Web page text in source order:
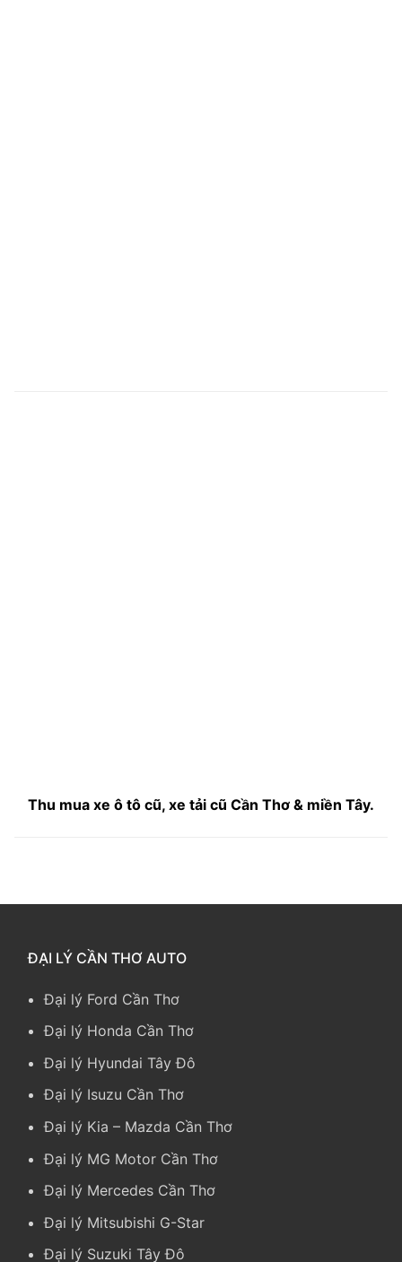
Thu mua xe ô tô cũ, xe tải cũ Cần Thơ & miền Tây.
ĐẠI LÝ CẦN THƠ AUTO
Đại lý Ford Cần Thơ
Đại lý Honda Cần Thơ
Đại lý Hyundai Tây Đô
Đại lý Isuzu Cần Thơ
Đại lý Kia – Mazda Cần Thơ
Đại lý MG Motor Cần Thơ
Đại lý Mercedes Cần Thơ
Đại lý Mitsubishi G-Star
Đại lý Suzuki Tây Đô